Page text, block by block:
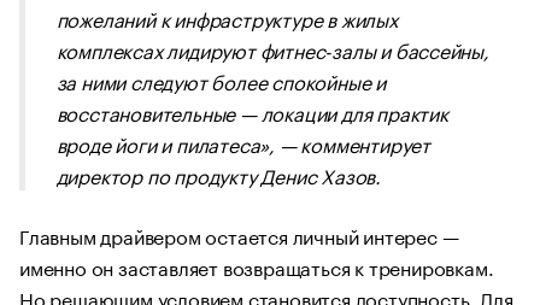
пожеланий к инфраструктуре в жилых
комплексах лидируют фитнес-залы и бассейны,
за ними следуют более спокойные и
восстановительные — локации для практик
вроде йоги и пилатеса», — комментирует
директор по продукту Денис Хазов.
Главным драйвером остается личный интерес —
именно он заставляет возвращаться к тренировкам.
Но решающим условием становится доступность. Для